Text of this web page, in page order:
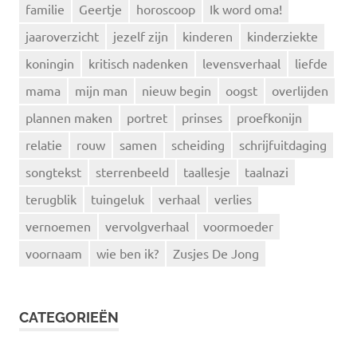
familie
Geertje horoscoop
Ik word oma!
jaaroverzicht
jezelf zijn kinderen
kinderziekte
koningin
kritisch nadenken levensverhaal
liefde
mama
mijn man nieuw begin oogst
overlijden
plannen maken
portret prinses
proefkonijn
relatie
rouw samen scheiding
schrijfuitdaging
songtekst
sterrenbeeld taallesje
taalnazi
terugblik
tuingeluk verhaal
verlies
vernoemen
vervolgverhaal
voormoeder
voornaam
wie ben ik? Zusjes De Jong
CATEGORIEËN